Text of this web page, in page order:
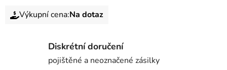
Výkupní cena:Na dotaz
Diskrétní doručení
pojištěné a neoznačené zásilky